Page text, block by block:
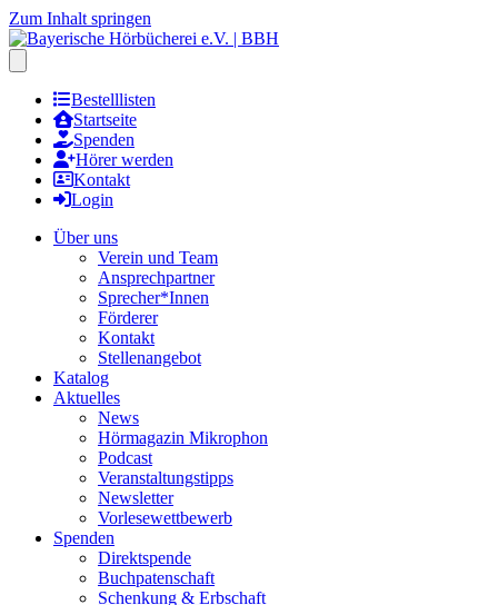
Zum Inhalt springen
Bestelllisten
Startseite
Spenden
Hörer werden
Kontakt
Login
Über uns
Verein und Team
Ansprechpartner
Sprecher*Innen
Förderer
Kontakt
Stellenangebot
Katalog
Aktuelles
News
Hörmagazin Mikrophon
Podcast
Veranstaltungstipps
Newsletter
Vorlesewettbewerb
Spenden
Direktspende
Buchpatenschaft
Schenkung & Erbschaft